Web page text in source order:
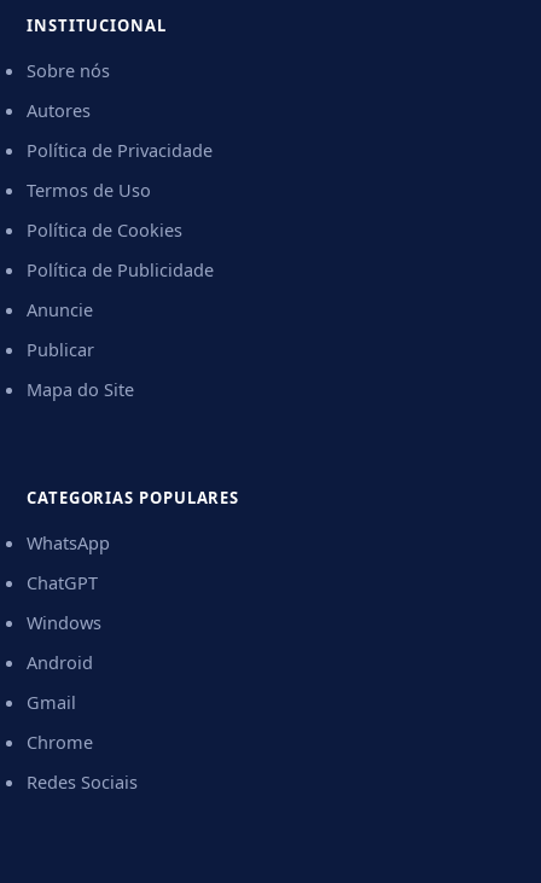
INSTITUCIONAL
Sobre nós
Autores
Política de Privacidade
Termos de Uso
Política de Cookies
Política de Publicidade
Anuncie
Publicar
Mapa do Site
CATEGORIAS POPULARES
WhatsApp
ChatGPT
Windows
Android
Gmail
Chrome
Redes Sociais